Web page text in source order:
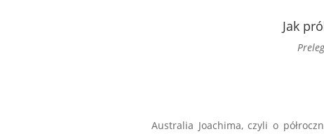
Jak
Australia Joachima, czyli o